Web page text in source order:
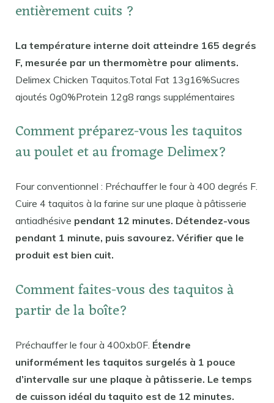
entièrement cuits ?
La température interne doit atteindre 165 degrés
F, mesurée par un thermomètre pour aliments.
Delimex Chicken Taquitos.Total Fat 13g16%Sucres
ajoutés 0g0%Protein 12g8 rangs supplémentaires
Comment préparez-vous les taquitos
au poulet et au fromage Delimex?
Four conventionnel : Préchauffer le four à 400 degrés F.
Cuire 4 taquitos à la farine sur une plaque à pâtisserie
antiadhésive pendant 12 minutes. Détendez-vous
pendant 1 minute, puis savourez. Vérifier que le
produit est bien cuit.
Comment faites-vous des taquitos à
partir de la boîte?
Préchauffer le four à 400xb0F. Étendre
uniformément les taquitos surgelés à 1 pouce
d’intervalle sur une plaque à pâtisserie. Le temps
de cuisson idéal du taquito est de 12 minutes.